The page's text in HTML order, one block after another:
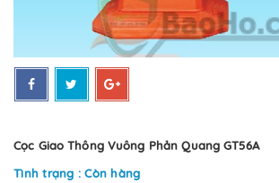
Cọc Giao Thông Vuông Phản Quang GT56A
Tình trạng : Còn hàng